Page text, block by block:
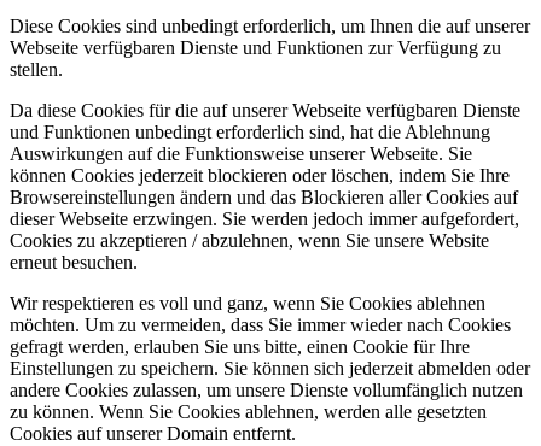
Diese Cookies sind unbedingt erforderlich, um Ihnen die auf unserer
Webseite verfügbaren Dienste und Funktionen zur Verfügung zu
stellen.
Da diese Cookies für die auf unserer Webseite verfügbaren Dienste
und Funktionen unbedingt erforderlich sind, hat die Ablehnung
Auswirkungen auf die Funktionsweise unserer Webseite. Sie
können Cookies jederzeit blockieren oder löschen, indem Sie Ihre
Browsereinstellungen ändern und das Blockieren aller Cookies auf
dieser Webseite erzwingen. Sie werden jedoch immer aufgefordert,
Cookies zu akzeptieren / abzulehnen, wenn Sie unsere Website
erneut besuchen.
Wir respektieren es voll und ganz, wenn Sie Cookies ablehnen
möchten. Um zu vermeiden, dass Sie immer wieder nach Cookies
gefragt werden, erlauben Sie uns bitte, einen Cookie für Ihre
Einstellungen zu speichern. Sie können sich jederzeit abmelden oder
andere Cookies zulassen, um unsere Dienste vollumfänglich nutzen
zu können. Wenn Sie Cookies ablehnen, werden alle gesetzten
Cookies auf unserer Domain entfernt.